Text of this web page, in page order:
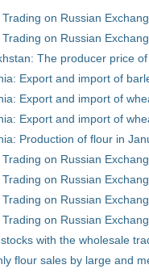
on Russian
on Russian
The producer price
Export and import of
Export and import of
Export and import of
Production of flour in
on Russian
on Russian
on Russian
on Russian
with the wholesale
flour sales by large and